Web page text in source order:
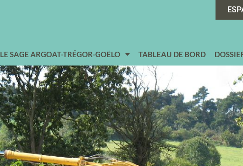
LE SAGE ARGOAT-TRÉGOR-GOËLO TABLEAU DE BORD